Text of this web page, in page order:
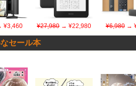
¥27,980→ ¥22,980 ¥6,980→
セール本